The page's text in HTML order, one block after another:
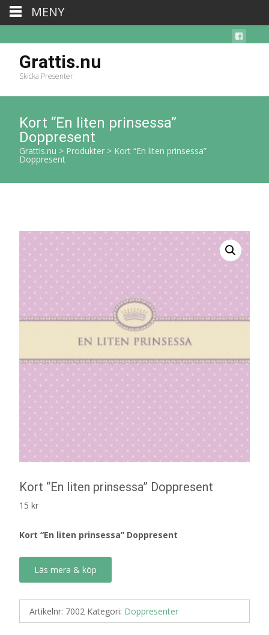
Grattis.nu
Skicka Presenter
Kort “En liten prinsessa”
Doppresent
Grattis.nu > Produkter > Kort “En liten prinsessa”
Doppresent
Kort “En liten prinsessa” Doppresent
15 kr
Kort “En liten prinsessa” Doppresent
Läs mera & köp
Artikelnr: 7002 Kategori: Doppresenter
MENY